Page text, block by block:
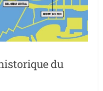
du